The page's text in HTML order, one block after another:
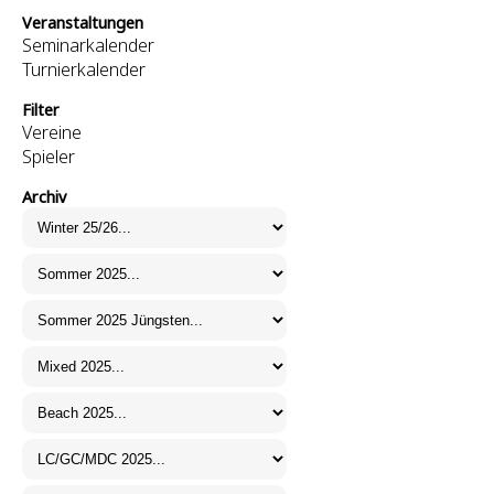
Veranstaltungen
Seminarkalender
Turnierkalender
Filter
Vereine
Spieler
Archiv